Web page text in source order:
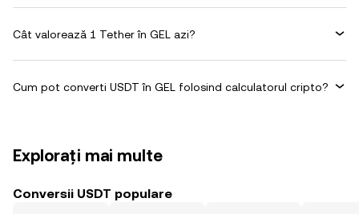
Cât valorează 1 Tether în GEL azi?
Cum pot converti USDT în GEL folosind calculatorul cripto?
Explorați mai multe
Conversii USDT populare